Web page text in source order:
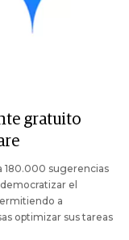
gratuito
180.000 sugerencias
el
a
optimizar sus tareas